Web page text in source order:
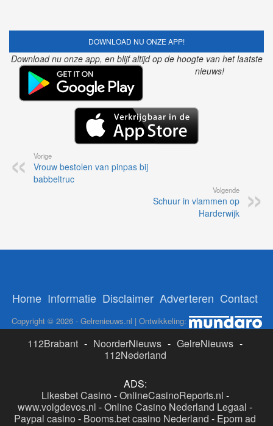
DOWNLOAD NU ONZE APP!
Download nu onze app, en blijf altijd op de hoogte van het laatste
nieuws!
Vorige
Vrouw bestolen van pinpas bij
babbeltruc
Volgende
Schuur in vlammen op
Harderwijk
Home Informatie Disclaimer Adverteren Contact
Copyright © 2026 - Gelrenieuws.nl | Ontwikkeling:
112Brabant - NoorderNieuws - GelreNieuws -
112Nederland
ADS:
Likesbet Casino -OnlineCasinoReports.nl -
www.volgdevos.nl -Online Casino Nederland Legaal -
Paypal casino - Booms.bet casino Nederland - Epom ad